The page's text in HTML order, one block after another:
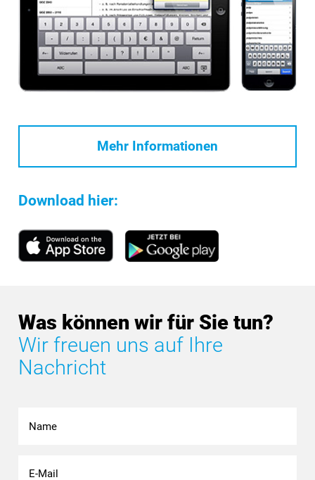
Mehr Informationen
Download hier:
Was können wir für Sie tun?
Wir freuen uns auf Ihre
Nachricht